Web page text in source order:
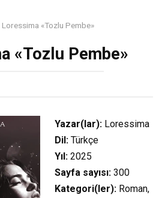
Loressima «Tozlu Pembe»
«Tozlu Pembe»
Yazar(lar): Loressima
Dil: Türkçe
Yıl: 2025
Sayfa sayısı: 300
Kategori(ler): Roman,